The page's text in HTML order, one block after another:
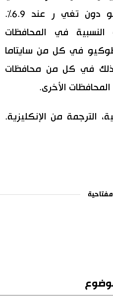
لمحافظة أوساكا كما هو دون تغي ر عند 6.9%.
في المحافظات
في كل من سايتاما
في كل من محافظات
الأخرى.
الترجمة من الإنكليزية.